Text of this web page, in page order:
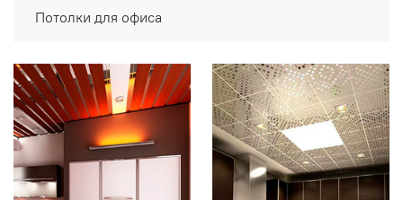
Потолки для офиса